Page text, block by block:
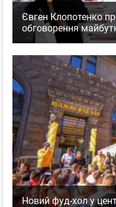
Євген Клопотенко
обговорення
Новий фуд-хол у